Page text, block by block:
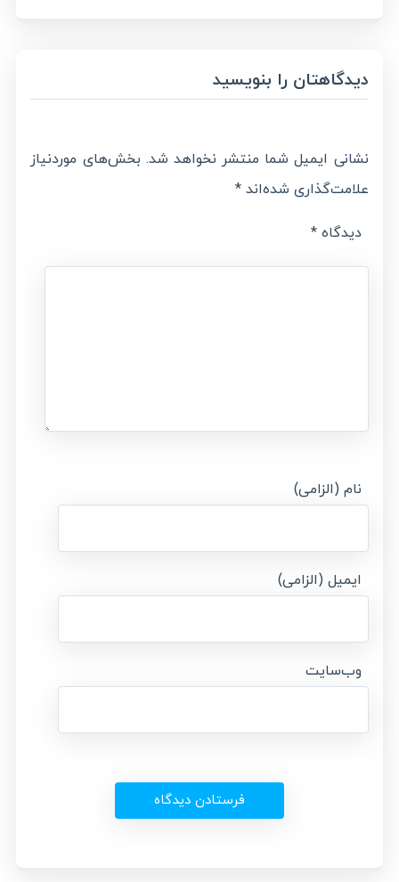
دیدگاهتان را بنویسید
نشانی ایمیل شما منتشر نخواهد شد. بخش‌های موردنیاز
علامت‌گذاری شده‌اند*
دیدگاه *
نام (الزامی)
ایمیل (الزامی)
وب‌سایت